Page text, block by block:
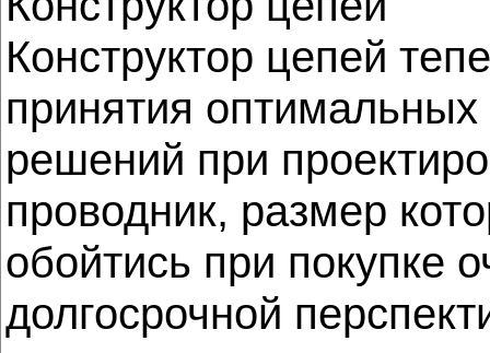
Конструктор цепей
принятия
решений при
проводник, размер
обойтись при покупке
долгосрочной